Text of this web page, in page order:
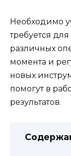
Необходимо
требуется
различных
момента и
новых
помогут в
результатов.